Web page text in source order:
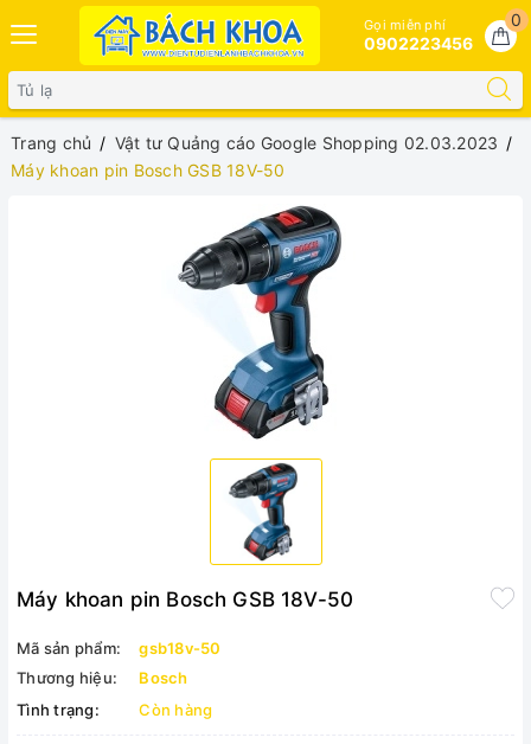
0
Gọi miễn phí
0902223456
Trang chủ
Vật tư Quảng cáo Google Shopping 02.03.2023
Máy khoan pin Bosch GSB 18V-50
Máy khoan pin Bosch GSB 18V-50
Mã sản phẩm:
gsb18v-50
Thương hiệu:
Bosch
Tình trạng:
Còn hàng